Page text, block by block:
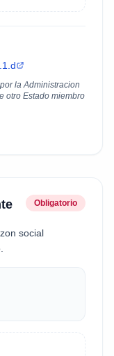
la Administracion
otro Estado miembro
Obligatorio
social